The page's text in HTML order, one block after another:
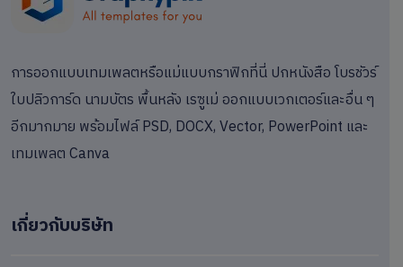
การออกแบบเทมเพลตหรือแม่แบบกราฟิกที่นี่ ปกหนังสือ โบรชัวร์
ใบปลิวการ์ด นามบัตร พื้นหลัง เรซูเม่ ออกแบบเวกเตอร์และอื่น ๆ
อีกมากมาย พร้อมไฟล์ PSD, DOCX, Vector, PowerPoint และ
เทมเพลต Canva
เกี่ยวกับบริษัท